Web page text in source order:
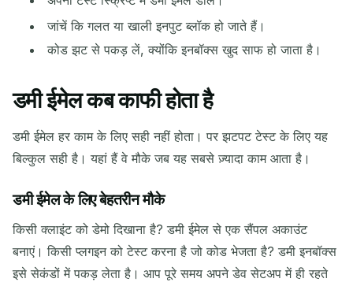
जांचें कि गलत या खाली इनपुट ब्लॉक हो जाते हैं।
कोड झट से पकड़ लें, क्योंकि इनबॉक्स खुद साफ हो जाता है।
डमी ईमेल कब काफी होता है
डमी ईमेल हर काम के लिए सही नहीं होता। पर झटपट टेस्ट के लिए यह
बिल्कुल सही है। यहां हैं वे मौके जब यह सबसे ज़्यादा काम आता है।
डमी ईमेल के लिए बेहतरीन मौके
किसी क्लाइंट को डेमो दिखाना है? डमी ईमेल से एक सैंपल अकाउंट
बनाएं। किसी प्लगइन को टेस्ट करना है जो कोड भेजता है? डमी इनबॉक्स
इसे सेकंडों में पकड़ लेता है। आप पूरे समय अपने डेव सेटअप में ही रहते